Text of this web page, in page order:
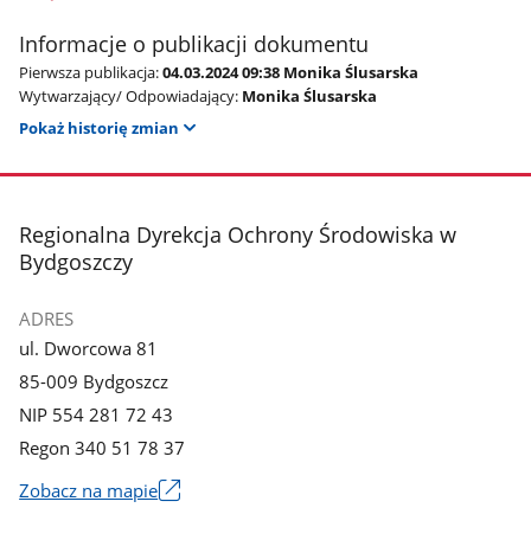
Informacje o publikacji dokumentu
Pierwsza publikacja:04.03.2024 09:38 Monika Ślusarska
Wytwarzający/ Odpowiadający: Monika Ślusarska
Pokaż historię zmian
stopka
Regionalna Dyrekcja Ochrony Środowiska w
Bydgoszczy
ADRES
ul. Dworcowa 81
85-009 Bydgoszcz
NIP 554 281 72 43
Regon 340 51 78 37
Zobacz na mapie